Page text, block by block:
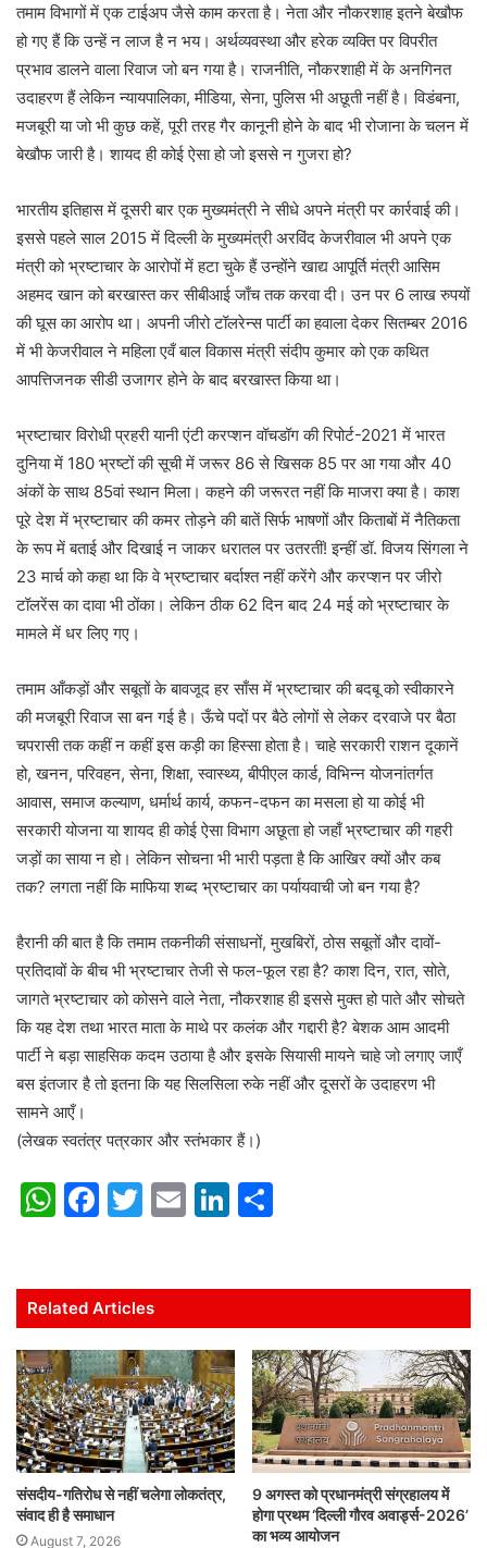
तमाम विभागों में एक टाईअप जैसे काम करता है। नेता और नौकरशाह इतने बेखौफ
हो गए हैं कि उन्हें न लाज है न भय। अर्थव्यवस्था और हरेक व्यक्ति पर विपरीत
प्रभाव डालने वाला रिवाज जो बन गया है। राजनीति, नौकरशाही में के अनगिनत
उदाहरण हैं लेकिन न्यायपालिका, मीडिया, सेना, पुलिस भी अछूती नहीं है। विडंबना,
मजबूरी या जो भी कुछ कहें, पूरी तरह गैर कानूनी होने के बाद भी रोजाना के चलन में
बेखौफ जारी है। शायद ही कोई ऐसा हो जो इससे न गुजरा हो?
भारतीय इतिहास में दूसरी बार एक मुख्यमंत्री ने सीधे अपने मंत्री पर कार्रवाई की।
इससे पहले साल 2015 में दिल्ली के मुख्यमंत्री अरविंद केजरीवाल भी अपने एक
मंत्री को भ्रष्टाचार के आरोपों में हटा चुके हैं उन्होंने खाद्य आपूर्ति मंत्री आसिम
अहमद खान को बरखास्त कर सीबीआई जाँच तक करवा दी। उन पर 6 लाख रुपयों
की घूस का आरोप था। अपनी जीरो टॉलरेन्स पार्टी का हवाला देकर सितम्बर 2016
में भी केजरीवाल ने महिला एवँ बाल विकास मंत्री संदीप कुमार को एक कथित
आपत्तिजनक सीडी उजागर होने के बाद बरखास्त किया था।
भ्रष्टाचार विरोधी प्रहरी यानी एंटी करप्शन वॉचडॉग की रिपोर्ट-2021 में भारत
दुनिया में 180 भ्रष्टों की सूची में जरूर 86 से खिसक 85 पर आ गया और 40
अंकों के साथ 85वां स्थान मिला। कहने की जरूरत नहीं कि माजरा क्या है। काश
पूरे देश में भ्रष्टाचार की कमर तोड़ने की बातें सिर्फ भाषणों और किताबों में नैतिकता
के रूप में बताई और दिखाई न जाकर धरातल पर उतरतीं! इन्हीं डॉ. विजय सिंगला ने
23 मार्च को कहा था कि वे भ्रष्टाचार बर्दाश्त नहीं करेंगे और करप्शन पर जीरो
टॉलरेंस का दावा भी ठोंका। लेकिन ठीक 62 दिन बाद 24 मई को भ्रष्टाचार के
मामले में धर लिए गए।
तमाम आँकड़ों और सबूतों के बावजूद हर साँस में भ्रष्टाचार की बदबू को स्वीकारने
की मजबूरी रिवाज सा बन गई है। ऊँचे पदों पर बैठे लोगों से लेकर दरवाजे पर बैठा
चपरासी तक कहीं न कहीं इस कड़ी का हिस्सा होता है। चाहे सरकारी राशन दूकानें
हो, खनन, परिवहन, सेना, शिक्षा, स्वास्थ्य, बीपीएल कार्ड, विभिन्न योजनांतर्गत
आवास, समाज कल्याण, धर्मार्थ कार्य, कफन-दफन का मसला हो या कोई भी
सरकारी योजना या शायद ही कोई ऐसा विभाग अछूता हो जहाँ भ्रष्टाचार की गहरी
जड़ों का साया न हो। लेकिन सोचना भी भारी पड़ता है कि आखिर क्यों और कब
तक? लगता नहीं कि माफिया शब्द भ्रष्टाचार का पर्यायवाची जो बन गया है?
हैरानी की बात है कि तमाम तकनीकी संसाधनों, मुखबिरों, ठोस सबूतों और दावों-
प्रतिदावों के बीच भी भ्रष्टाचार तेजी से फल-फूल रहा है? काश दिन, रात, सोते,
जागते भ्रष्टाचार को कोसने वाले नेता, नौकरशाह ही इससे मुक्त हो पाते और सोचते
कि यह देश तथा भारत माता के माथे पर कलंक और गद्दारी है? बेशक आम आदमी
पार्टी ने बड़ा साहसिक कदम उठाया है और इसके सियासी मायने चाहे जो लगाए जाएँ
बस इंतजार है तो इतना कि यह सिलसिला रुके नहीं और दूसरों के उदाहरण भी
सामने आएँ।
(लेखक स्वतंत्र पत्रकार और स्तंभकार हैं।)
W
s
A
p
p
F
e
b
o
o
k
T
er
E
l
Li
e
dI
n
e
Related Articles
संसदीय-गतिरोध से नहीं चलेगा लोकतंत्र,
संवाद ही है समाधान
August 7, 2026
9 अगस्त को प्रधानमंत्री संग्रहालय में
होगा प्रथम ‘दिल्ली गौरव अवार्ड्स-2026’
का भव्य आयोजन